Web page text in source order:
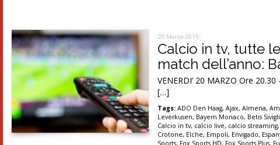
20 Marzo 2015
Calcio in tv, tutte
match dell’anno:
VENERDI’ 20 MARZO Ore
[…]
Tags: ADO Den Haag,Ajax,Almeria,
Leverkusen, Bayern Monaco, Betis
Calcio in tv, calcio live, calcio streaming,
Crotone, Elche, Empoli, Envigado,
Sports, Fox Sports HD, Fox Sports Plus,